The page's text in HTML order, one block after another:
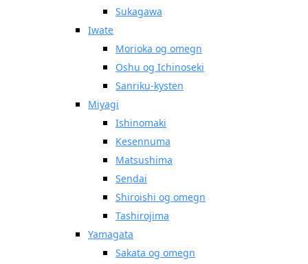
Sukagawa
Iwate
Morioka og omegn
Oshu og Ichinoseki
Sanriku-kysten
Miyagi
Ishinomaki
Kesennuma
Matsushima
Sendai
Shiroishi og omegn
Tashirojima
Yamagata
Sakata og omegn